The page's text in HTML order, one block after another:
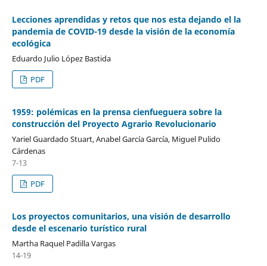
Lecciones aprendidas y retos que nos esta dejando el la
pandemia de COVID-19 desde la visión de la economía
ecológica
Eduardo Julio López Bastida
PDF
1959: polémicas en la prensa cienfueguera sobre la
construcción del Proyecto Agrario Revolucionario
Yariel Guardado Stuart, Anabel García García, Miguel Pulido
Cárdenas
7-13
PDF
Los proyectos comunitarios, una visión de desarrollo
desde el escenario turístico rural
Martha Raquel Padilla Vargas
14-19